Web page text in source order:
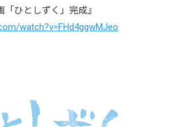
ひとしずく」完成』
watch?v=FHd4ggwMJeo